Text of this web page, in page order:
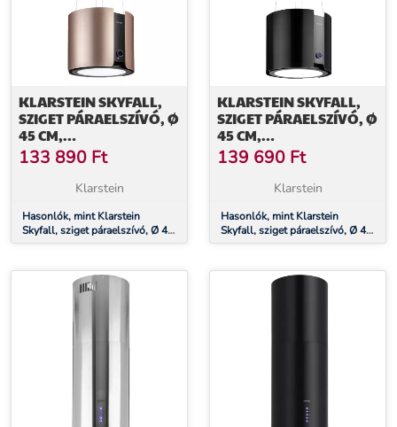
KLARSTEIN SKYFALL,
SZIGET PÁRAELSZÍVÓ, Ø
45 CM,
LÉGKERINGETÉS, 402
M³/Ó, LED, NEMESACÉL,
133 890 Ft
Klarstein
Hasonlók, mint Klarstein
Skyfall, sziget páraelszívó, Ø 45
cm, légkeringetés, 402 m³/ó,
KLARSTEIN SKYFALL,
SZIGET PÁRAELSZÍVÓ, Ø
45 CM,
LÉGKERINGETÉS, 402
M³/Ó, LED, NEMESACÉL,
139 690 Ft
Klarstein
Hasonlók, mint Klarstein
Skyfall, sziget páraelszívó, Ø 45
cm, légkeringetés, 402 m³/ó,